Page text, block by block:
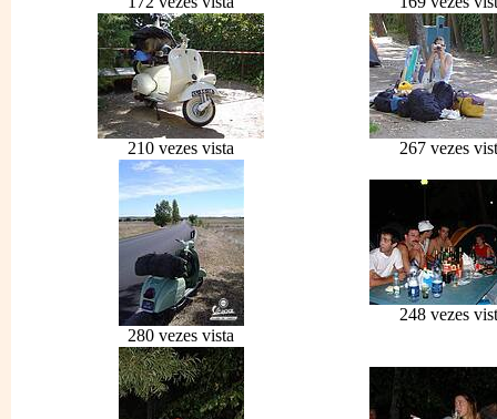
210 vezes vista 267 vezes
280 vezes vista
248 vezes